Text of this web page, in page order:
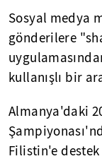
Sosyal medya
gönderilere
kullanışlı bir
Almanya'daki
Filistin'e